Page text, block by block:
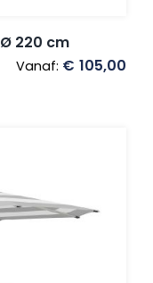
220 cm
Vanaf: € 105,00